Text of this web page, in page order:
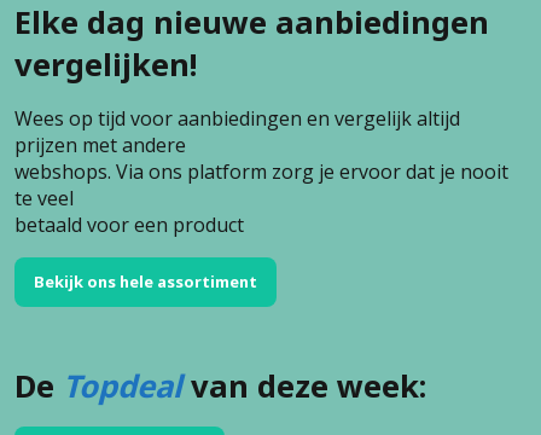
Elke dag nieuwe aanbiedingen
vergelijken!
Wees op tijd voor aanbiedingen en vergelijk altijd
prijzen met andere
webshops. Via ons platform zorg je ervoor dat je nooit
te veel
betaald voor een product
Bekijk ons hele assortiment
De Topdealvan deze week: